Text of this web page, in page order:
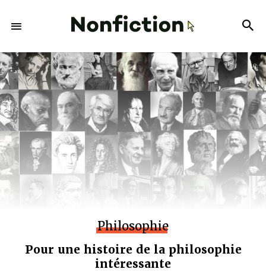
Philosophie
Pour une histoire de la philosophie
intéressante